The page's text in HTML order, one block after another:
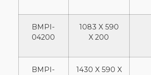
BMPI-
04200
1083 X 590
X 200
BMPI-
1430 X 590 X